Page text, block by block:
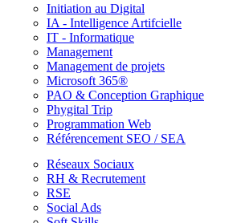
Initiation au Digital
IA - Intelligence Artifcielle
IT - Informatique
Management
Management de projets
Microsoft 365®
PAO & Conception Graphique
Phygital Trip
Programmation Web
Référencement SEO / SEA
Réseaux Sociaux
RH & Recrutement
RSE
Social Ads